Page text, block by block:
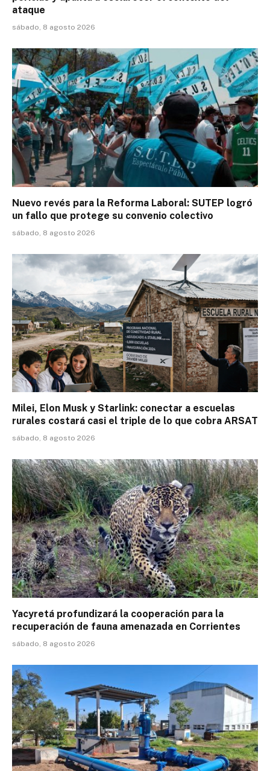
ataque
sábado, 8 agosto 2026
Nuevo revés para la Reforma Laboral: SUTEP logró
un fallo que protege su convenio colectivo
sábado, 8 agosto 2026
Milei, Elon Musk y Starlink: conectar a escuelas
rurales costará casi el triple de lo que cobra ARSAT
sábado, 8 agosto 2026
Yacyretá profundizará la cooperación para la
recuperación de fauna amenazada en Corrientes
sábado, 8 agosto 2026